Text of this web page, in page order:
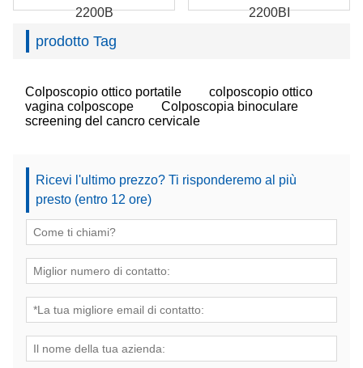
2200B
2200BI
prodotto Tag
Colposcopio ottico portatile
colposcopio ottico
vagina colposcope
Colposcopia binoculare
screening del cancro cervicale
Ricevi l'ultimo prezzo? Ti risponderemo al più
presto (entro 12 ore)